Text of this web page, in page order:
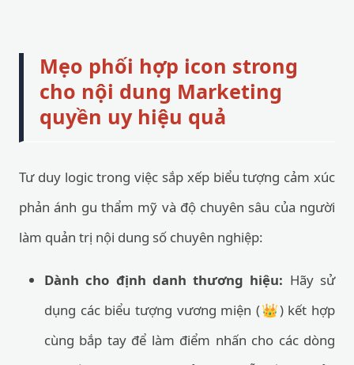
Mẹo phối hợp icon strong
cho nội dung Marketing
quyền uy hiệu quả
Tư duy logic trong việc sắp xếp biểu tượng cảm xúc
phản ánh gu thẩm mỹ và độ chuyên sâu của người
làm quản trị nội dung số chuyên nghiệp:
Dành cho định danh thương hiệu: Hãy sử
dụng các biểu tượng vương miện (👑) kết hợp
cùng bắp tay để làm điểm nhấn cho các dòng